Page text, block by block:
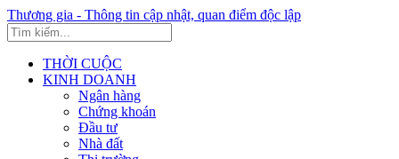
Thương gia - Thông tin cập nhật, quan điểm độc lập
THỜI CUỘC
KINH DOANH
Ngân hàng
Chứng khoán
Đầu tư
Nhà đất